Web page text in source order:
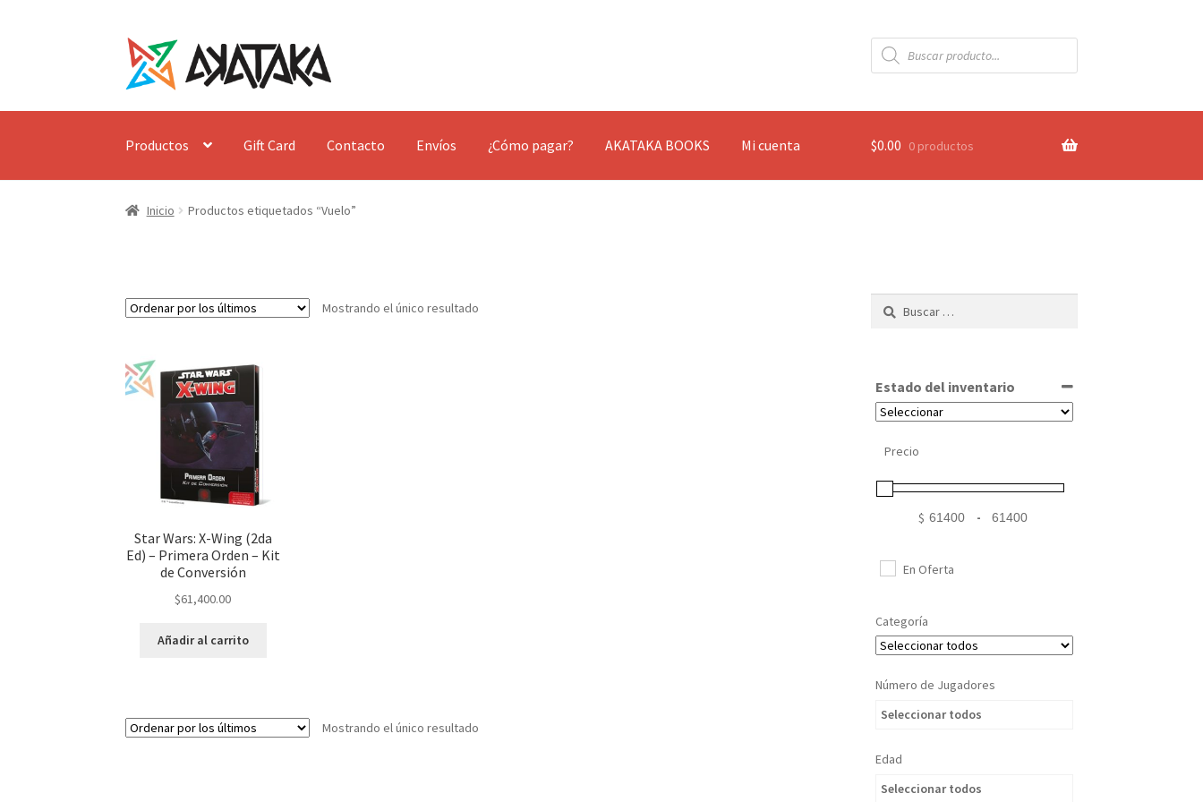
Ir
a
la
navegación
Ir
al
contenido
Búsqueda
de
productos
Productos Gift Card Contacto Envíos ¿Cómo pagar? AKATAKA BOOKS Mi cuenta $0.00 0 productos
Inicio Productos etiquetados “Vuelo”
Mostrando el único resultado
Star Wars: X-Wing (2da
Ed) – Primera Orden – Kit
de Conversión
$61,400.00
Añadir al carrito
Mostrando el único resultado
Buscar:
Estado del inventario
Precio
$
Minimum Price
-
Maximum Price
En Oferta
Categoría
Número de Jugadores
Seleccionar todos
Edad
Seleccionar todos